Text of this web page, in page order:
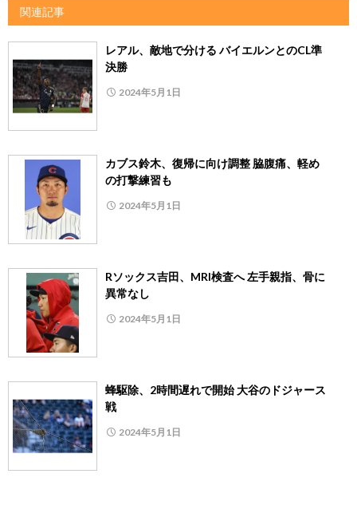
関連記事
レアル、敵地で分ける バイエルンとのCL準
決勝
2024年5月1日
カブス鈴木、復帰に向け調整 脇腹痛、軽め
の打撃練習も
2024年5月1日
Rソックス吉田、MRI検査へ 左手親指、骨に
異常なし
2024年5月1日
蜂駆除、2時間遅れで開始 大谷のドジャース
戦
2024年5月1日